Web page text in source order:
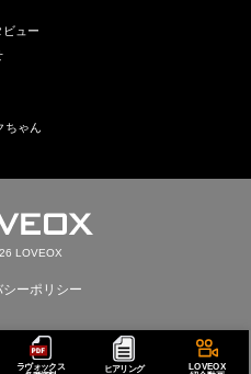
ラヴォックス
ヒアリング
LOVEOX
ビュー
ちゃん
LOVEOX
シーポリシー